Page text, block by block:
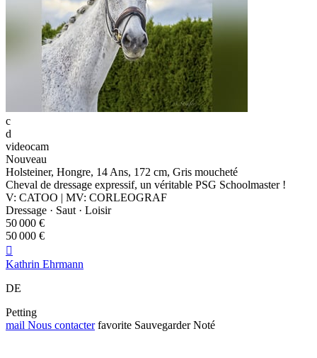
c
d
videocam
Nouveau
Holsteiner, Hongre, 14 Ans, 172 cm, Gris moucheté
Cheval de dressage expressif, un véritable PSG Schoolmaster !
V: CATOO | MV: CORLEOGRAF
Dressage · Saut · Loisir
50 000 €
50 000 €

Kathrin Ehrmann
DE
Petting
mail Nous contacter favorite Sauvegarder Noté